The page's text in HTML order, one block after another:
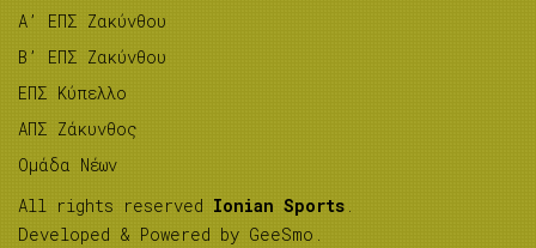
A’ ΕΠΣ Ζακύνθου
B’ ΕΠΣ Ζακύνθου
ΕΠΣ Κύπελλο
ΑΠΣ Ζάκυνθος
Ομάδα Νέων
All rights reserved Ionian Sports .
Developed & Powered by GeeSmo .